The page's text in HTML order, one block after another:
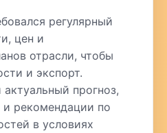
регулярный
цен и
отрасли, чтобы
и экспорт.
прогноз,
и рекомендации по
в условиях